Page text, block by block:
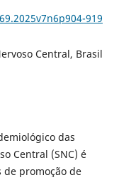
919
Central, Brasil
das
Central (SNC) é
promoção de